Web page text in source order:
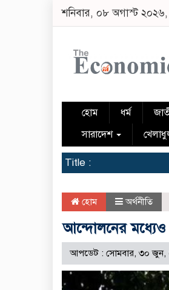
শনিবার, ০৮ অগাস্ট
হোম ধর্ম
সারাদেশ
Title :
হোম অর্থনীতি
আন্দোলনের
আপডেট : সোমবার, ৩০ জুন,